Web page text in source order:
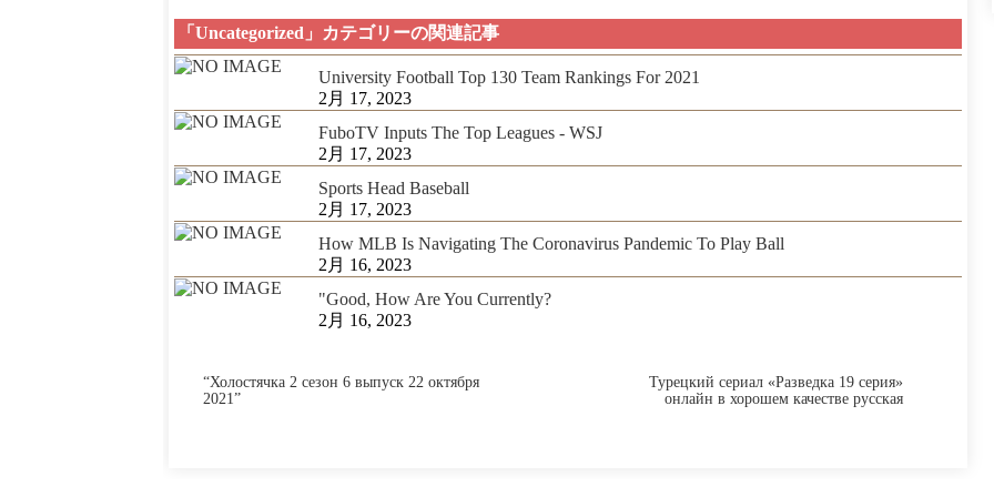
「Uncategorized」カテゴリーの関連記事
University Football Top 130 Team Rankings For 2021
2月 17, 2023
FuboTV Inputs The Top Leagues - WSJ
2月 17, 2023
Sports Head Baseball
2月 17, 2023
How MLB Is Navigating The Coronavirus Pandemic To Play Ball
2月 16, 2023
"Good, How Are You Currently?
2月 16, 2023
“Холостячка 2 сезон 6 выпуск 22 октября
2021”
Турецкий сериал «Разведка 19 серия»
онлайн в хорошем качестве русская